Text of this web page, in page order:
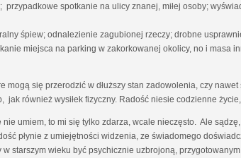
spotkanie na ulicy znanej, miłej osoby;
śpiew; odnalezienie zagubionej rzeczy; drobne
miejsca na parking w zakorkowanej okolicy, no i masa
się przerodzić w dłuższy stan zadowolenia, czy
również wysiłek fizyczny. Radość niesie codzienne
umiem, to mi się tylko zdarza, wcale nieczęsto. Ale
płynie z umiejętności widzenia, ze świadomego
starszym wieku być psychicznie uzbrojoną,